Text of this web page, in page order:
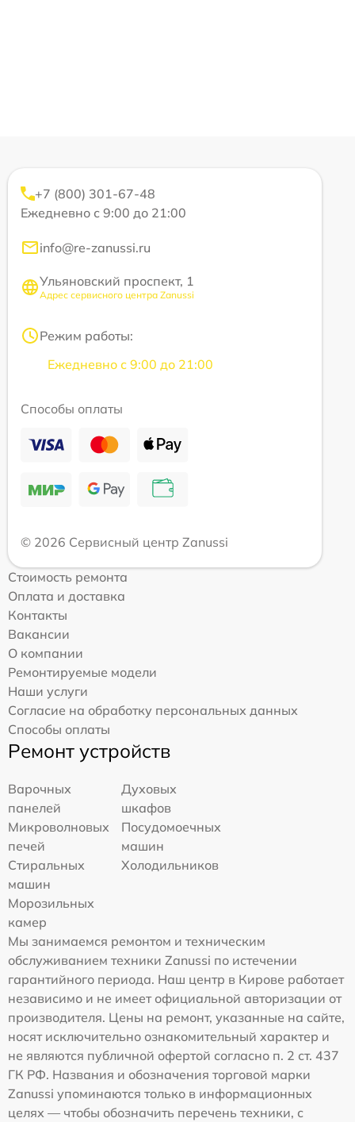
+7 (800) 301-67-48
Ежедневно с 9:00 до 21:00
info@re-zanussi.ru
Ульяновский проспект, 1
Адрес сервисного центра Zanussi
Режим работы:
Ежедневно с 9:00 до 21:00
Способы оплаты
© 2026 Сервисный центр Zanussi
Стоимость ремонта
Оплата и доставка
Контакты
Вакансии
О компании
Ремонтируемые модели
Наши услуги
Согласие на обработку персональных данных
Способы оплаты
Ремонт устройств
Варочных
панелей
Духовых
шкафов
Микроволновых
печей
Посудомоечных
машин
Стиральных
машин
Холодильников
Морозильных
камер
Мы занимаемся ремонтом и техническим
обслуживанием техники Zanussi по истечении
гарантийного периода. Наш центр в Кирове работает
независимо и не имеет официальной авторизации от
производителя. Цены на ремонт, указанные на сайте,
носят исключительно ознакомительный характер и
не являются публичной офертой согласно п. 2 ст. 437
ГК РФ. Названия и обозначения торговой марки
Zanussi упоминаются только в информационных
целях — чтобы обозначить перечень техники, с